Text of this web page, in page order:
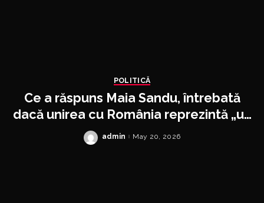
POLITICĂ
Ce a răspuns Maia Sandu, întrebată
dacă unirea cu România reprezintă „un
plan B pentru integrarea în UE”
Posted
admin May 20, 2026